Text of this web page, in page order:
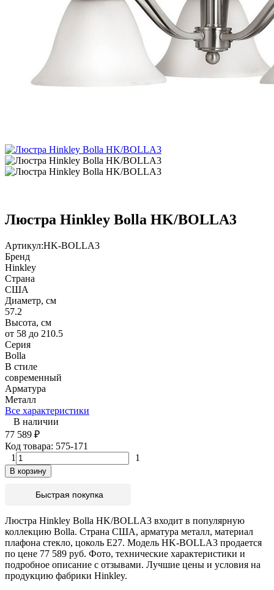
Люстра Hinkley Bolla HK/BOLLA3
Артикул:HK-BOLLA3
Бренд
Hinkley
Страна
США
Диаметр, см
57.2
Высота, см
от 58 до 210.5
Серия
Bolla
В стиле
современный
Арматура
Металл
Все характеристики
В наличии
77 589 ₽
Код товара: 575-171
1
1
В корзину
Быстрая покупка
Люстра Hinkley Bolla HK/BOLLA3 входит в популярную
коллекцию Bolla. Страна США, арматура металл, материал
плафона стекло, цоколь E27. Модель HK-BOLLA3 продается
по цене 77 589 руб. Фото, технические характеристики и
подробное описание с отзывами. Лучшие цены и условия на
продукцию фабрики Hinkley.